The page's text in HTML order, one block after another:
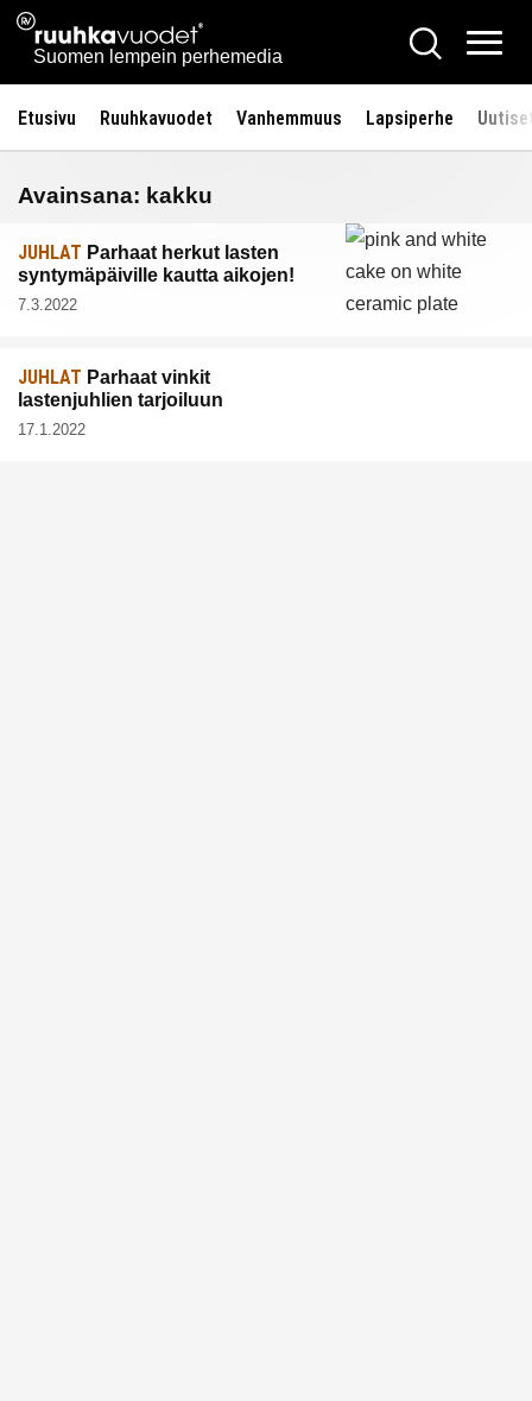
Siirry
sisältöön
Ruuhkavuodet.fi
Suomen lempein perhemedia
Hae
Etusivu Ruuhkavuodet Vanhemmuus Lapsiperhe
Avainsana: kakku
JUHLAT Parhaat herkut lasten
syntymäpäiville kautta aikojen!
7.3.2022
JUHLAT Parhaat vinkit
lastenjuhlien tarjoiluun
17.1.2022